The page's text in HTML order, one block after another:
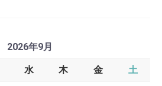
2026年9月
水 木 金 土